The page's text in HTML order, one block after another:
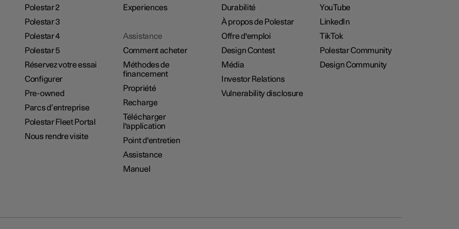
Polestar 2
Polestar 3
Polestar 4
Polestar 5
Réservez votre essai
Configurer
Pre-owned
Parcs d’entreprise
Polestar Fleet Portal
Nous rendre visite
Experiences
Assistance
Comment acheter
Méthodes de
financement
Propriété
Recharge
Télécharger
l'application
Point d'entretien
Assistance
Manuel
Durabilité
À propos de Polestar
Offre d'emploi
Design Contest
Média
Investor Relations
Vulnerability disclosure
YouTube
LinkedIn
TikTok
Polestar Community
Design Community